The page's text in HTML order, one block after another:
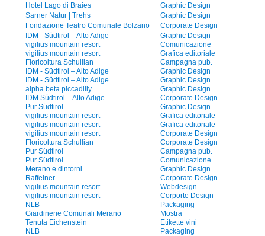
Hotel Lago di Braies
Graphic Design
Sarner Natur | Trehs
Graphic Design
Fondazione Teatro Comunale Bolzano
Corporate Design
IDM - Südtirol – Alto Adige
Graphic Design
vigilius mountain resort
Comunicazione
vigilius mountain resort
Grafica editoriale
Floricoltura Schullian
Campagna pub.
IDM - Südtirol – Alto Adige
Graphic Design
IDM - Südtirol – Alto Adige
Graphic Design
alpha beta piccadilly
Graphic Design
IDM Südtirol – Alto Adige
Corporate Design
Pur Südtirol
Graphic Design
vigilius mountain resort
Grafica editoriale
vigilius mountain resort
Grafica editoriale
vigilius mountain resort
Corporate Design
Floricoltura Schullian
Corporate Design
Pur Südtirol
Campagna pub.
Pur Südtirol
Comunicazione
Merano e dintorni
Graphic Design
Raffeiner
Corporate Design
vigilius mountain resort
Webdesign
vigilius mountain resort
Corporte Design
NLB
Packaging
Giardinerie Comunali Merano
Mostra
Tenuta Eichenstein
Etikette vini
NLB
Packaging